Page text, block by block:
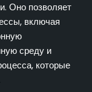
узлам?
для
критически
Оно позволяет
включая
среду и
которые